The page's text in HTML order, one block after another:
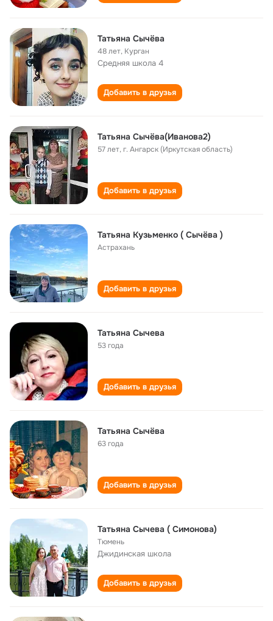
Татьяна Сычёва
48 лет, Курган
Средняя школа 4
Добавить в друзья
Татьяна Сычёва(Иванова2)
57 лет,г. Ангарск (Иркутская область)
Добавить в друзья
Татьяна Кузьменко ( Сычёва )
Астрахань
Добавить в друзья
Татьяна Сычева
53 года
Добавить в друзья
Татьяна Сычёва
63 года
Добавить в друзья
Татьяна Сычева ( Симонова)
Тюмень
Джидинская школа
Добавить в друзья